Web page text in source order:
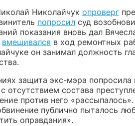
Николайчук опроверг
попросил суд
показания вновь дал
вмешивался в ход ремонтных
он занимал должность
защита экс-мэра попросила
отсутствием состава
против него
публично пыталось
оправдания».